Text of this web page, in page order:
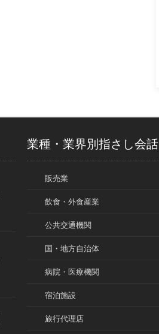
業種・業界別指さし会話
販売業
飲食・外食産業
公共交通機関
国・地方自治体
病院・医療機関
宿泊施設
旅行代理店